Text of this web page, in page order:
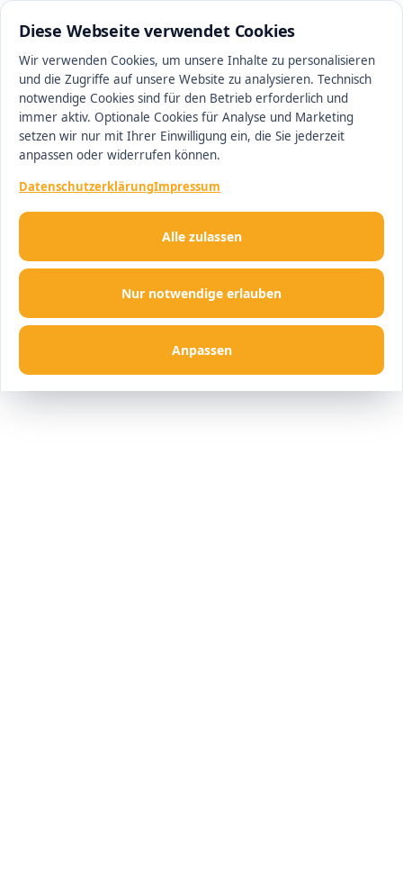
Diese Webseite verwendet Cookies
Wir verwenden Cookies, um unsere Inhalte zu personalisieren
und die Zugriffe auf unsere Website zu analysieren. Technisch
notwendige Cookies sind für den Betrieb erforderlich und
immer aktiv. Optionale Cookies für Analyse und Marketing
setzen wir nur mit Ihrer Einwilligung ein, die Sie jederzeit
anpassen oder widerrufen können.
DatenschutzerklärungImpressum
Nur notwendige erlauben
Anpassen
Alle zulassen